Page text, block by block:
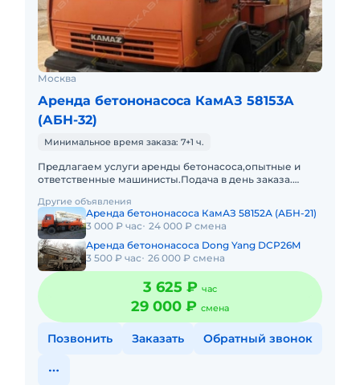
Москва
Аренда бетононасоса КамАЗ 58153А
(АБН-32)
Минимальное время заказа: 7+1 ч.
Предлагаем услуги аренды бетонасоса,опытные и
ответственные машинисты.Подача в день заказа.
включено в стоимост
Другие объявления
Аренда бетононасоса КамАЗ 58152А (АБН-21)
3 000 ₽ час 24 000 ₽ смена
Аренда бетононасоса Dong Yang DCP26M
3 500 ₽ час 26 000 ₽ смена
3 625 ₽ час
29 000 ₽ смена
Позвонить Заказать Обратный звонок